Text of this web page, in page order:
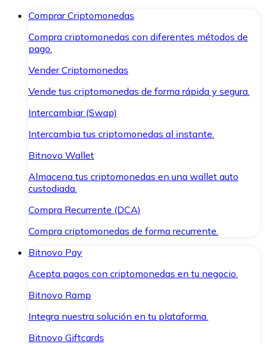
Comprar Criptomonedas
Compra criptomonedas con diferentes métodos de
pago.
Vender Criptomonedas
Vende tus criptomonedas de forma rápida y segura.
Intercambiar (Swap)
Intercambia tus criptomonedas al instante.
Bitnovo Wallet
Almacena tus criptomonedas en una wallet auto
custodiada.
Compra Recurrente (DCA)
Compra criptomonedas de forma recurrente.
Bitnovo Pay
Acepta pagos con criptomonedas en tu negocio.
Bitnovo Ramp
Integra nuestra solución en tu plataforma.
Bitnovo Giftcards